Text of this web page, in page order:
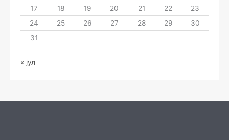
17
18 19 20 21 22
23
24
25 26 27 28 29
30
31
« јул